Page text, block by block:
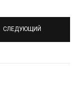
СЛЕДУЮЩИЙ